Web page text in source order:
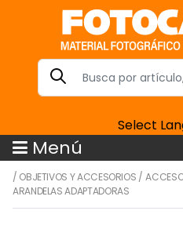
Select
Menú
/ OBJETIVOS Y ACCESORIOS /
ARANDELAS ADAPTADORAS